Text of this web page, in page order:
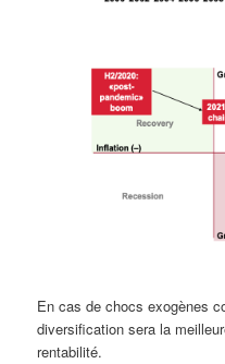
En cas de chocs exogènes
diversification sera la
rentabilité.